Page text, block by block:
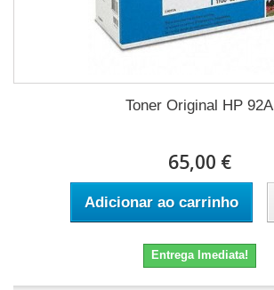
Toner Original HP 92A
65,00 €
Adicionar ao carrinho
Entrega Imediata!